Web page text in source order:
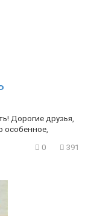
Дорогие друзья,
особенное,
0 391